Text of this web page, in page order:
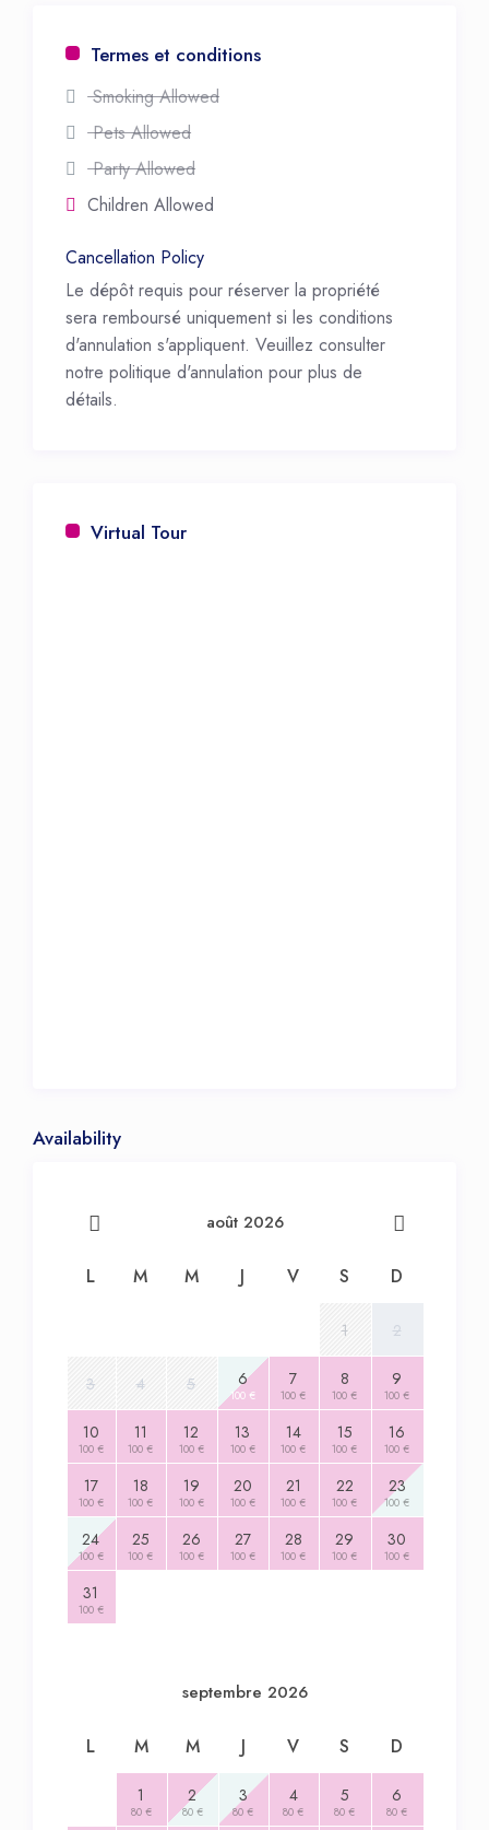
Termes et conditions
Smoking Allowed
Pets Allowed
Party Allowed
Children Allowed
Cancellation Policy
Le dépôt requis pour réserver la propriété
sera remboursé uniquement si les conditions
d'annulation s'appliquent. Veuillez consulter
notre politique d'annulation pour plus de
détails.
Virtual Tour
Availability
août 2026
L M M J V S D
1 2
3 4 5 6
100 €
7
100 €
8
100 €
9
100 €
10
100 €
11
100 €
12
100 €
13
100 €
14
100 €
15
100 €
16
100 €
17
100 €
18
100 €
19
100 €
20
100 €
21
100 €
22
100 €
23
100 €
24
100 €
25
100 €
26
100 €
27
100 €
28
100 €
29
100 €
30
100 €
31
100 €
septembre 2026
L M M J V S D
1
80 €
2
80 €
3
80 €
4
80 €
5
80 €
6
80 €